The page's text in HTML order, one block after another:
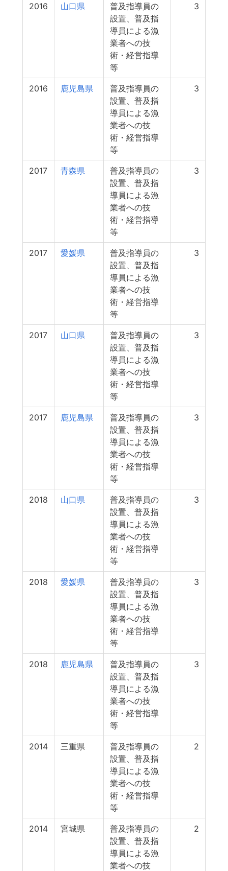
2016 山口県
普及指導員の
設置、普及指
導員による漁
業者への技
術・経営指導
等
3
2016 鹿児島県
普及指導員の
設置、普及指
導員による漁
業者への技
術・経営指導
等
3
2017 青森県
普及指導員の
設置、普及指
導員による漁
業者への技
術・経営指導
等
3
2017 愛媛県
普及指導員の
設置、普及指
導員による漁
業者への技
術・経営指導
等
3
2017 山口県
普及指導員の
設置、普及指
導員による漁
業者への技
術・経営指導
等
3
2017 鹿児島県
普及指導員の
設置、普及指
導員による漁
業者への技
術・経営指導
等
3
2018 山口県
普及指導員の
設置、普及指
導員による漁
業者への技
術・経営指導
等
3
2018 愛媛県
普及指導員の
設置、普及指
導員による漁
業者への技
術・経営指導
等
3
2018 鹿児島県
普及指導員の
設置、普及指
導員による漁
業者への技
術・経営指導
等
3
2014 三重県
普及指導員の
設置、普及指
導員による漁
業者への技
術・経営指導
等
2
2014 宮城県
普及指導員の
設置、普及指
導員による漁
業者への技
2